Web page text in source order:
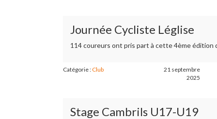
Journée Cycliste Léglise
114 coureurs ont pris part à cette 4ème édition
Catégorie :Club
21 septembre
2025
Stage Cambrils U17-U19